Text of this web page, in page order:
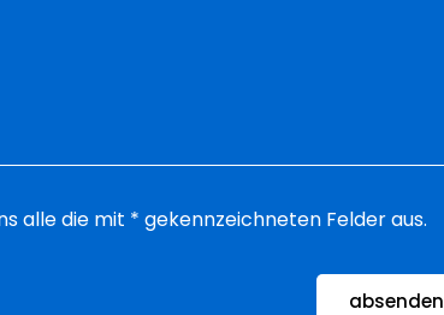
alle die mit * gekennzeichneten Felder aus.
absenden